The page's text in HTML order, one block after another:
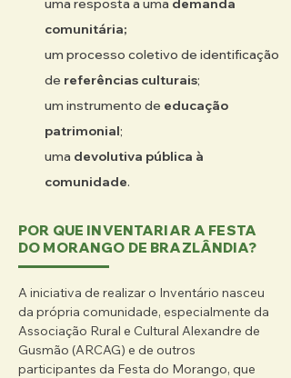
designamos como sendo “material”, como
o Plano Piloto de Brasília ou os conjuntos
constituídos de bens “de pedra e cal”. Os
inventários participativos de uma
celebração como a Festa do Morango de
Brasília estão no campo do imaterial, mais
assemelhados às celebrações
reconhecidas como o Círio de Nazaré, em
Belém, e a Procissão do Senhor Jesus dos
Mas os inventários participativos não são,
em si, registros em um dos quatro livros do
patrimônio imaterial do Iphan. Os
inventários estão no campo da educação
patrimonial; e têm o propósito de
favorecer que a própria comunidade
busque identificar e valorizar as próprias
referências culturais.​
uma resposta a uma demanda
comunitária;
um processo coletivo de identificação
de referências culturais;
um instrumento de educação
patrimonial;
uma devolutiva pública à
comunidade.
POR QUE INVENTARIAR A FESTA
DO MORANGO DE BRAZLÂNDIA?
A iniciativa de realizar o Inventário nasceu
da própria comunidade, especialmente da
Associação Rural e Cultural Alexandre de
Gusmão (ARCAG) e de outros
participantes da Festa do Morango, que